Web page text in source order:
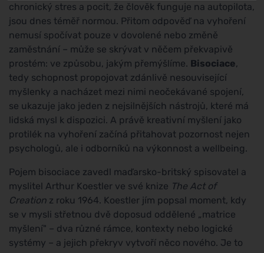
chronický stres a pocit, že člověk funguje na autopilota,
jsou dnes téměř normou. Přitom odpověď na vyhoření
nemusí spočívat pouze v dovolené nebo změně
zaměstnání – může se skrývat v něčem překvapivě
prostém: ve způsobu, jakým přemýšlíme. Bisociace,
tedy schopnost propojovat zdánlivě nesouvisející
myšlenky a nacházet mezi nimi neočekávané spojení,
se ukazuje jako jeden z nejsilnějších nástrojů, které má
lidská mysl k dispozici. A právě kreativní myšlení jako
protilék na vyhoření začíná přitahovat pozornost nejen
psychologů, ale i odborníků na výkonnost a wellbeing.
Pojem bisociace zavedl maďarsko-britský spisovatel a
myslitel Arthur Koestler ve své knize The Act of
Creation z roku 1964. Koestler jím popsal moment, kdy
se v mysli střetnou dvě doposud oddělené „matrice
myšlení" – dva různé rámce, kontexty nebo logické
systémy – a jejich překryv vytvoří něco nového. Je to